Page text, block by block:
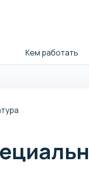
Кем работать